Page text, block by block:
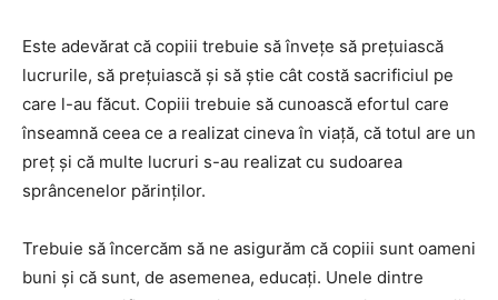
Este adevărat că copiii trebuie să învețe să prețuiască
lucrurile, să prețuiască și să știe cât costă sacrificiul pe
care l-au făcut. Copiii trebuie să cunoască efortul care
înseamnă ceea ce a realizat cineva în viață, că totul are un
preț și că multe lucruri s-au realizat cu sudoarea
sprâncenelor părinților.
Trebuie să încercăm să ne asigurăm că copiii sunt oameni
buni și că sunt, de asemenea, educați. Unele dintre